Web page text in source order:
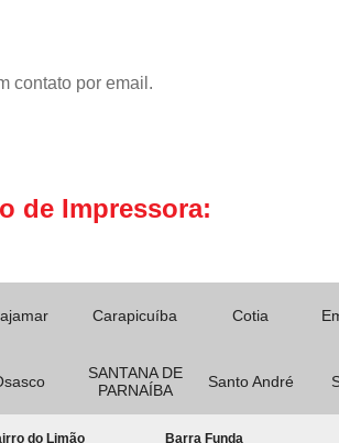
contato por email.
de Impressora:
Carapicuíba Cotia
SANTANA DE
PARNAÍBA
Santo André
do Limão Barra Funda